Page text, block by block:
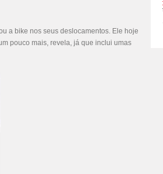
a bike nos seus deslocamentos. Ele hoje
pouco mais, revela, já que inclui umas